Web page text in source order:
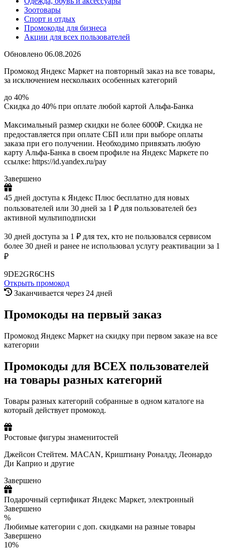
Зоотовары
Спорт и отдых
Промокоды для бизнеса
Акции для всех пользователей
Обновлено 06.08.2026
Промокод Яндекс Маркет на повторный заказ на все товары,
за исключением нескольких особенных категорий
до 40%
Скидка до 40% при оплате любой картой Альфа-Банка
Максимальный размер скидки не более 6000₽. Скидка не
предоставляется при оплате СБП или при выборе оплаты
заказа при его получении. Необходимо привязать любую
карту Альфа-Банка в своем профиле на Яндекс Маркете по
ссылке: https://id.yandex.ru/pay
Завершено
45 дней доступа к Яндекс Плюс бесплатно для новых
пользователей или 30 дней за 1 ₽ для пользователей без
активной мультиподписки
30 дней доступа за 1 ₽ для тех, кто не пользовался сервисом
более 30 дней и ранее не использовал услугу реактивации за 1
₽
9DE2GR6CHS
Открыть промокод
Заканчивается через 24 дней
Промокоды на первый заказ
Промокод Яндекс Маркет на скидку при первом заказе на все
категории
Промокоды для ВСЕХ пользователей
на товары разных категорий
Товары разных категорий собранные в одном каталоге на
который действует промокод.
Ростовые фигуры знаменитостей
Джейсон Стейтем. MACAN, Криштиану Роналду, Леонардо
Ди Каприо и другие
Завершено
Подарочный сертификат Яндекс Маркет, электронный
Завершено
%
Любимые категории с доп. скидками на разные товары
Завершено
10%